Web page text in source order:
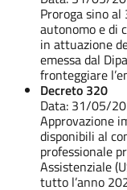
Proroga sino
autonomo e di
in attuazione
emessa dal
fronteggiare
Decreto 320
Data: 31/05/
Approvazione
disponibili al
professionale
Assistenziale
tutto l’anno